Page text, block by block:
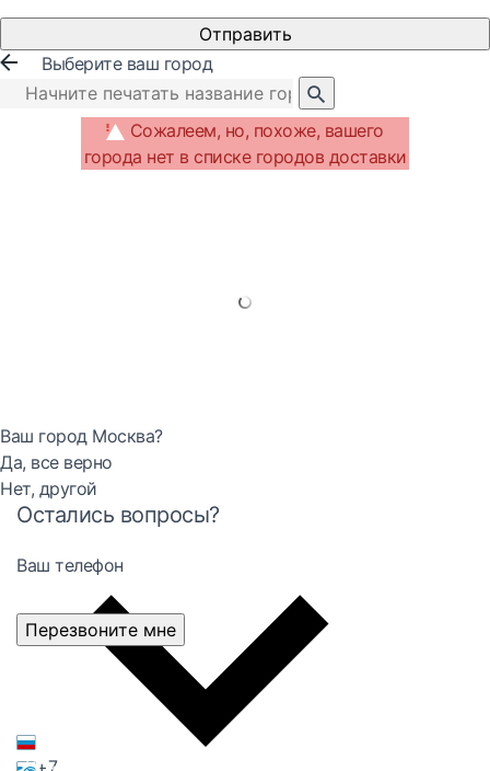
Отправить
Выберите ваш город
Сожалеем, но, похоже, вашего
города нет в списке городов доставки
Ваш город Москва?
Да, все верно
Нет, другой
Остались вопросы?
Ваш телефон
+7
Перезвоните мне